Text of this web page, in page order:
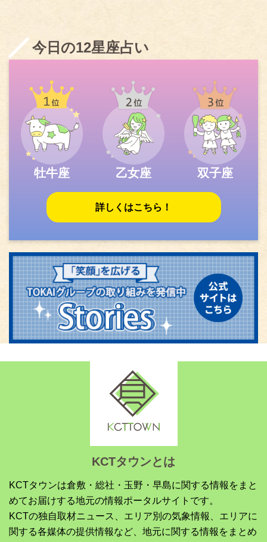
今日の12星座占い
牡牛座 乙女座 双子座
詳しくはこちら！
KCTタウンとは
KCTタウンは倉敷・総社・玉野・早島に関する情報をまと
めてお届けする地元の情報ポータルサイトです。
KCTの独自取材ニュース、エリア別の気象情報、エリアに
関する各媒体の提供情報など、地元に関する情報をまとめ